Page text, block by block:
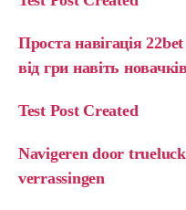
Проста навігація
від гри навіть новачків
Test Post Created
Navigeren door
verrassingen